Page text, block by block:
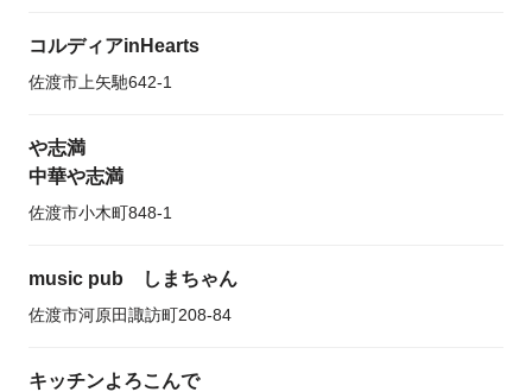
コルディアinHearts
佐渡市上矢馳642-1
や志満
中華や志満
佐渡市小木町848-1
music pub しまちゃん
佐渡市河原田諏訪町208-84
キッチンよろこんで